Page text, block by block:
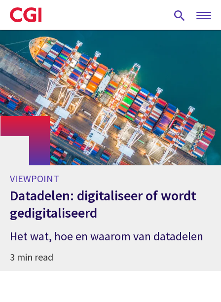
Skip
to
main
content
VIEWPOINT
Datadelen: digitaliseer of wordt
gedigitaliseerd
Het wat, hoe en waarom van datadelen
3 min read